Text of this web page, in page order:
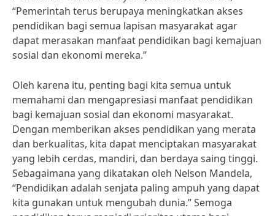
“Pemerintah terus berupaya meningkatkan akses
pendidikan bagi semua lapisan masyarakat agar
dapat merasakan manfaat pendidikan bagi kemajuan
sosial dan ekonomi mereka.”
Oleh karena itu, penting bagi kita semua untuk
memahami dan mengapresiasi manfaat pendidikan
bagi kemajuan sosial dan ekonomi masyarakat.
Dengan memberikan akses pendidikan yang merata
dan berkualitas, kita dapat menciptakan masyarakat
yang lebih cerdas, mandiri, dan berdaya saing tinggi.
Sebagaimana yang dikatakan oleh Nelson Mandela,
“Pendidikan adalah senjata paling ampuh yang dapat
kita gunakan untuk mengubah dunia.” Semoga